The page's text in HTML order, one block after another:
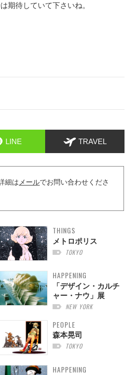
期待していて下さいね。
LINE TRAVEL
細はメールでお問い合わせくださ
THINGS
メトロポリス
TOKYO
HAPPENING
「デザイン・カルチ
ャー・ナウ」展
NEW YORK
PEOPLE
森本晃司
TOKYO
HAPPENING